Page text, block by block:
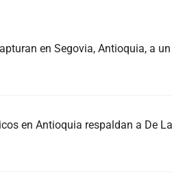
en Segovia, Antioquia, a
en Antioquia respaldan a De